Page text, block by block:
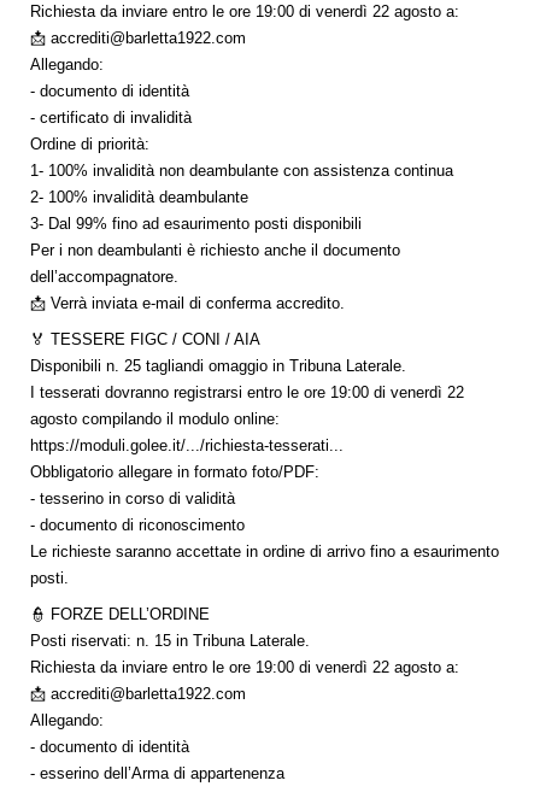
Richiesta da inviare entro le ore 19:00 di venerdì 22 agosto a:
📩 accrediti@barletta1922.com
Allegando:
- documento di identità
- certificato di invalidità
Ordine di priorità:
1- 100% invalidità non deambulante con assistenza continua
2- 100% invalidità deambulante
3- Dal 99% fino ad esaurimento posti disponibili
Per i non deambulanti è richiesto anche il documento
dell’accompagnatore.
📩 Verrà inviata e-mail di conferma accredito.
🏅 TESSERE FIGC / CONI / AIA
Disponibili n. 25 tagliandi omaggio in Tribuna Laterale.
I tesserati dovranno registrarsi entro le ore 19:00 di venerdì 22
agosto compilando il modulo online:
https://moduli.golee.it/.../richiesta-tesserati...
Obbligatorio allegare in formato foto/PDF:
- tesserino in corso di validità
- documento di riconoscimento
Le richieste saranno accettate in ordine di arrivo fino a esaurimento
posti.
👮 FORZE DELL’ORDINE
Posti riservati: n. 15 in Tribuna Laterale.
Richiesta da inviare entro le ore 19:00 di venerdì 22 agosto a:
📩 accrediti@barletta1922.com
Allegando:
- documento di identità
- esserino dell’Arma di appartenenza